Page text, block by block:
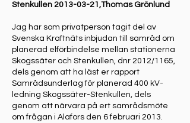
Stenkullen 2013-03-21 ,Thomas Grönlund
Jag har som privatperson tagit del av
Svenska Kraftnäts inbjudan till samråd om
planerad elförbindelse mellan stationerna
Skogssäter och Stenkullen, dnr 2012/1165,
dels genom att ha läst er rapport
Samrådsunderlag för planerad 400 kV-
ledning Skogssäter-Stenkullen, dels
genom att närvara på ert samrådsmöte
om frågan i Alafors den 6 februari 2013.